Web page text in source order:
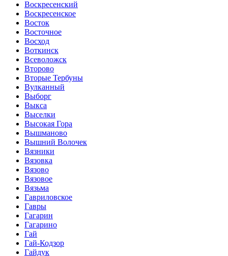
Воскресенский
Воскресенское
Восток
Восточное
Восход
Воткинск
Всеволожск
Второво
Вторые Тербуны
Вулканный
Выборг
Выкса
Выселки
Высокая Гора
Вышманово
Вышний Волочек
Вязники
Вязовка
Вязово
Вязовое
Вязьма
Гавриловское
Гавры
Гагарин
Гагарино
Гай
Гай-Кодзор
Гайдук